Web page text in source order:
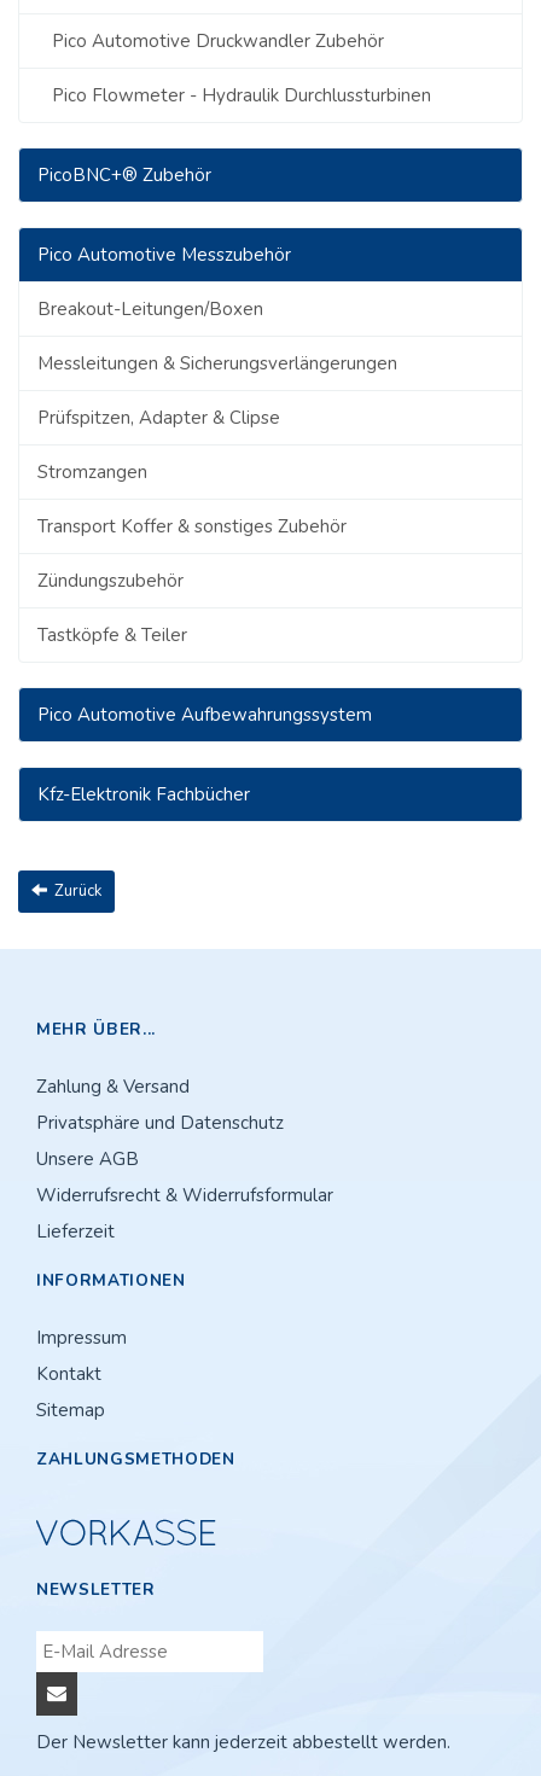
Pico Automotive Druckwandler Zubehör
Pico Flowmeter - Hydraulik Durchlussturbinen
PicoBNC+® Zubehör
Pico Automotive Messzubehör
Breakout-Leitungen/Boxen
Messleitungen & Sicherungsverlängerungen
Prüfspitzen, Adapter & Clipse
Stromzangen
Transport Koffer & sonstiges Zubehör
Zündungszubehör
Tastköpfe & Teiler
Pico Automotive Aufbewahrungssystem
Kfz-Elektronik Fachbücher
Zurück
MEHR ÜBER...
Zahlung & Versand
Privatsphäre und Datenschutz
Unsere AGB
Widerrufsrecht & Widerrufsformular
Lieferzeit
INFORMATIONEN
Impressum
Kontakt
Sitemap
ZAHLUNGSMETHODEN
NEWSLETTER
Der Newsletter kann jederzeit abbestellt werden.